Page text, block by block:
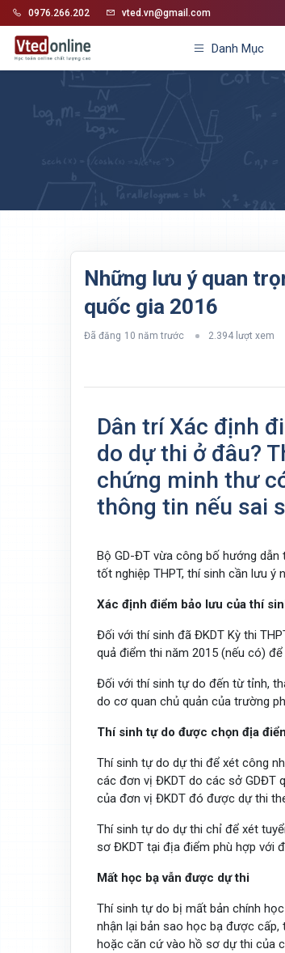
0976.266.202 vted.vn@gmail.com
Danh Mục
Những lưu ý quan
quốc gia 2016
Đã đăng 10 năm trước 2.394 lượt xem
Dân trí Xác định
do dự thi ở đâu?
chứng minh thư
thông tin nếu sai
Bộ GD-ĐT vừa công bố hướng
tốt nghiệp THPT, thí sinh cần lưu ý
Xác định điểm bảo lưu của thí
Đối với thí sinh đã ĐKDT Kỳ thi
quả điểm thi năm 2015 (nếu có)
Đối với thí sinh tự do đến từ tỉnh,
do cơ quan chủ quản của trường
Thí sinh tự do được chọn địa
Thí sinh tự do dự thi để xét công
các đơn vị ĐKDT do các sở GDĐT
của đơn vị ĐKDT đó được dự thi
Thí sinh tự do dự thi chỉ để xét
sơ ĐKDT tại địa điểm phù hợp với
Mất học bạ vẫn được dự thi
Thí sinh tự do bị mất bản chính
nhận lại bản sao học bạ được
hoặc căn cứ vào hồ sơ dự thi của